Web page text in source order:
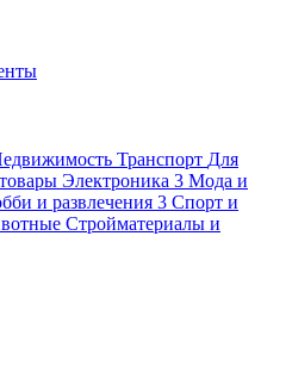
Транспорт Для
Электроника 3 Мода и
и развлечения 3 Спорт и
Стройматериалы и